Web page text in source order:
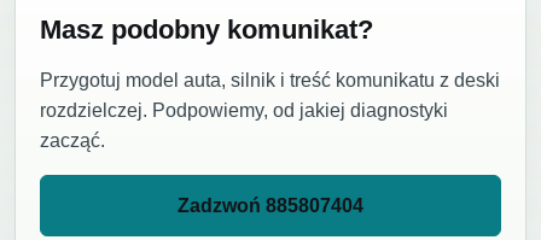
Masz podobny komunikat?
Przygotuj model auta, silnik i treść komunikatu z deski
rozdzielczej. Podpowiemy, od jakiej diagnostyki
zacząć.
Zadzwoń 885807404